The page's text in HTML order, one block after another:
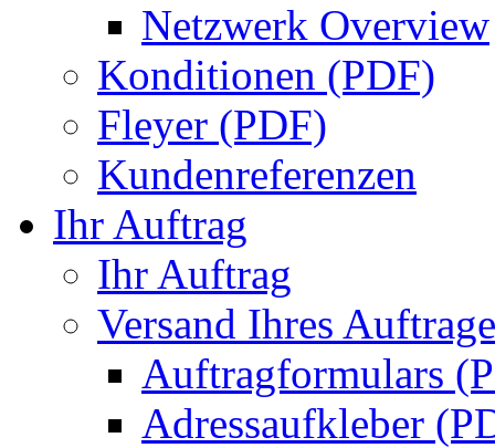
Netzwerk Overview
Konditionen (PDF)
Fleyer (PDF)
Kundenreferenzen
Ihr Auftrag
Ihr Auftrag
Versand Ihres
Auftragformulars
Adressaufkleber